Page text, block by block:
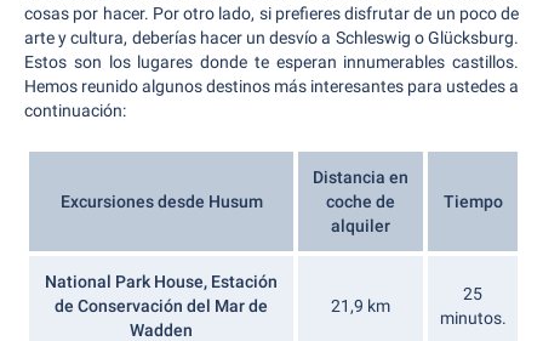
cosas por hacer. Por otro lado, si prefieres disfrutar de un poco de
arte y cultura, deberías hacer un desvío a Schleswig o Glücksburg.
Estos son los lugares donde te esperan innumerables castillos.
Hemos reunido algunos destinos más interesantes para ustedes a
continuación:
Excursiones desde Husum
Distancia en
coche de
alquiler
Tiempo
National Park House, Estación
de Conservación del Mar de
Wadden
21,9 km
25
minutos.